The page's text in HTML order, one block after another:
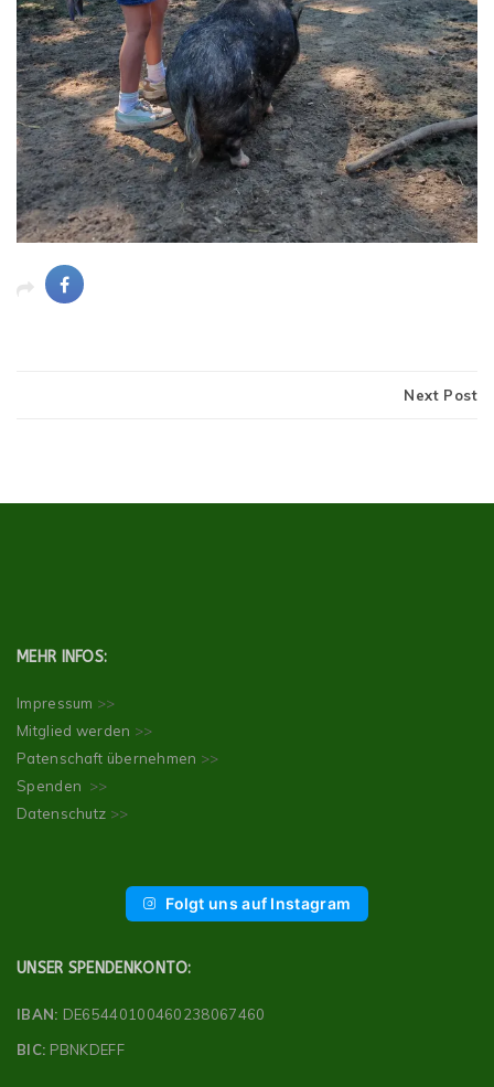
Next Post
MEHR INFOS:
Impressum >>
Mitglied werden >>
Patenschaft übernehmen >>
Spenden >>
Datenschutz >>
Folgt uns auf Instagram
UNSER SPENDENKONTO:
IBAN: DE65440100460238067460
BIC: PBNKDEFF